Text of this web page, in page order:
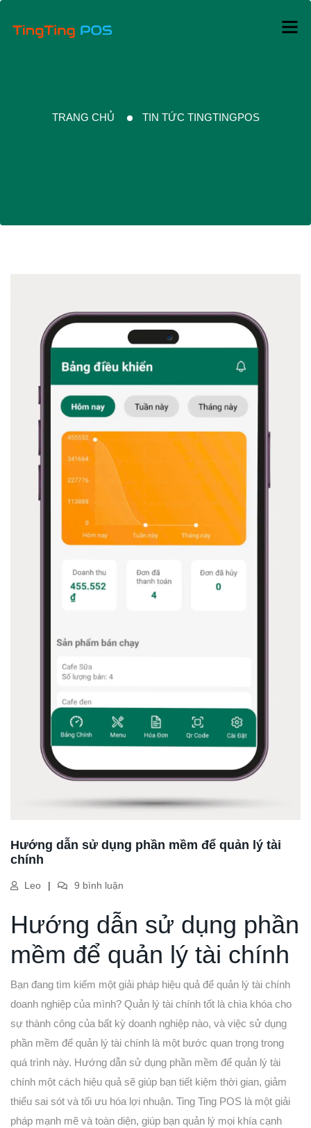
TRANG CHỦ TIN TỨC TINGTINGPOS
Hướng dẫn sử dụng phần mềm để quản lý tài
chính
Leo 9 bình luận
Hướng dẫn sử dụng phần
mềm để quản lý tài chính
Bạn đang tìm kiếm một giải pháp hiệu quả để quản lý tài chính
doanh nghiệp của mình? Quản lý tài chính tốt là chìa khóa cho
sự thành công của bất kỳ doanh nghiệp nào, và việc sử dụng
phần mềm để quản lý tài chính là một bước quan trọng trong
quá trình này. Hướng dẫn sử dụng phần mềm để quản lý tài
chính một cách hiệu quả sẽ giúp bạn tiết kiệm thời gian, giảm
thiểu sai sót và tối ưu hóa lợi nhuận. Ting Ting POS là một giải
pháp mạnh mẽ và toàn diện, giúp bạn quản lý mọi khía cạnh